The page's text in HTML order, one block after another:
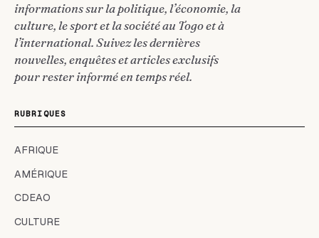
informations sur la politique, l’économie, la
culture, le sport et la société au Togo et à
l’international. Suivez les dernières
nouvelles, enquêtes et articles exclusifs
pour rester informé en temps réel.
RUBRIQUES
AFRIQUE
AMÉRIQUE
CDEAO
CULTURE